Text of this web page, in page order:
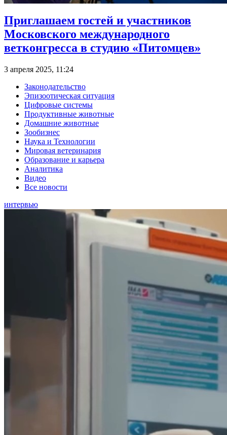
Приглашаем гостей и участников
Московского международного
ветконгресса в студию «Питомцев»
3 апреля 2025, 11:24
Законодательство
Эпизоотическая ситуация
Цифровые системы
Продуктивные животные
Домашние животные
Зообизнес
Наука и Технологии
Мировая ветеринария
Образование и карьера
Аналитика
Видео
Все новости
интервью